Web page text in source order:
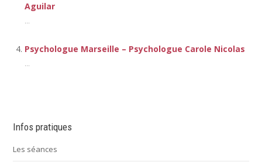
Aguilar
...
Psychologue Marseille – Psychologue Carole Nicolas
...
Infos pratiques
Les séances